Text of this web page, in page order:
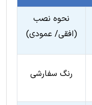
نحوه نصب
(افقی/ عمودی)
رنگ سفارشی